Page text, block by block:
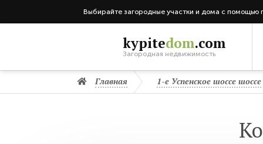
Выбирайте загородные участки и дома с помощью
kypitedom.com
Загородная недвижимость
Главная 1-е Успенское шоссе шоссе